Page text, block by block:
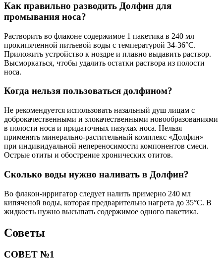
Как правильно разводить Долфин для
промывания носа?
Растворить во флаконе содержимое 1 пакетика в 240 мл
прокипяченной питьевой воды с температурой 34-36°С.
Приложить устройство к ноздре и плавно выдавить раствор.
Высморкаться, чтобы удалить остатки раствора из полости
носа.
Когда нельзя пользоваться долфином?
Не рекомендуется использовать назальный душ лицам с
доброкачественными и злокачественными новообразованиями
в полости носа и придаточных пазухах носа. Нельзя
применять минерально-растительный комплекс «Долфин»
при индивидуальной непереносимости компонентов смеси.
Острые отиты и обострение хронических отитов.
Сколько воды нужно наливать в Долфин?
Во флакон-ирригатор следует налить примерно 240 мл
кипяченой воды, которая предварительно нагрета до 35°C. В
жидкость нужно высыпать содержимое одного пакетика.
Советы
СОВЕТ №1